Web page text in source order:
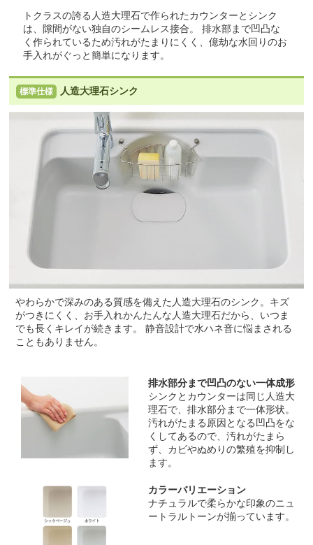
トクラスの誇る人造大理石で作られたカウンターとシンク
は、隙間がない独自のシームレス接合。 排水部まで凹凸な
く作られているため汚れがたまりにくく、億劫な水回りのお
手入れがぐっと簡単になります。
標準仕様 人造大理石シンク
やわらかで深みのある質感を備えた人造大理石のシンク。キズ
がつきにくく、お手入れかんたんな人造大理石だから、いつま
でも長くキレイが続きます。 静音設計で水ハネ音に悩まされる
こともありません。
排水部分まで凹凸のない一体成形
シンクとカウンターは同じ人造大
理石で、排水部分まで一体形状。
汚れがたまる原因となる凹凸をな
くしてあるので、汚れがたまら
ず、カビやぬめりの繁殖を抑制し
ます。
カラーバリエーション
ナチュラルで柔らかな印象のニュ
ートラルトーンが揃っています。